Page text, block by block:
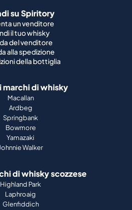
su Spiritory
un venditore
il tuo whisky
del venditore
alla spedizione
della bottiglia
marchi di whisky
Macallan
Ardbeg
Springbank
Bowmore
Yamazaki
Johnnie Walker
di whisky scozzese
Highland Park
Laphroaig
Glenfiddich